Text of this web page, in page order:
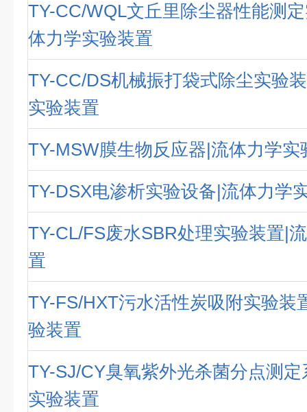
TY-CC/WQL文丘里除尘器性能测
体力学实验装置
TY-CC/DS机械振打袋式除尘实验
实验装置
TY-MSW膜生物反应器|流体力学实
TY-DSX电渗析实验设备|流体力学
TY-CL/FS废水SBR处理实验装置|
置
TY-FS/HXT污水活性炭吸附实验装
验装置
TY-SJ/CY臭氧紫外光杀菌分点测
实验装置